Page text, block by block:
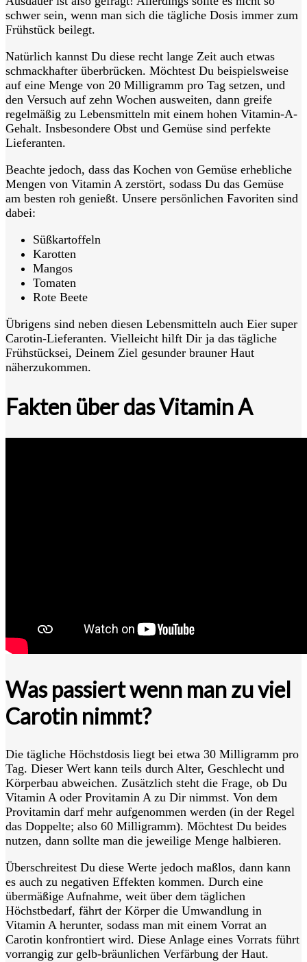
schwer sein, wenn man sich die tägliche Dosis immer zum
Frühstück beilegt.
Natürlich kannst Du diese recht lange Zeit auch etwas
schmackhafter überbrücken. Möchtest Du beispielsweise
auf eine Menge von 20 Milligramm pro Tag setzen, und
den Versuch auf zehn Wochen ausweiten, dann greife
regelmäßig zu Lebensmitteln mit einem hohen Vitamin-A-
Gehalt. Insbesondere Obst und Gemüse sind perfekte
Lieferanten.
Beachte jedoch, dass das Kochen von Gemüse erhebliche
Mengen von Vitamin A zerstört, sodass Du das Gemüse
am besten roh genießt. Unsere persönlichen Favoriten sind
dabei:
Süßkartoffeln
Karotten
Mangos
Tomaten
Rote Beete
Übrigens sind neben diesen Lebensmitteln auch Eier super
Carotin-Lieferanten. Vielleicht hilft Dir ja das tägliche
Frühstücksei, Deinem Ziel gesunder brauner Haut
näherzukommen.
Fakten über das Vitamin A
Was passiert wenn man zu viel
Carotin nimmt?
Die tägliche Höchstdosis liegt bei etwa 30 Milligramm pro
Tag. Dieser Wert kann teils durch Alter, Geschlecht und
Körperbau abweichen. Zusätzlich steht die Frage, ob Du
Vitamin A oder Provitamin A zu Dir nimmst. Von dem
Provitamin darf mehr aufgenommen werden (in der Regel
das Doppelte; also 60 Milligramm). Möchtest Du beides
nutzen, dann sollte man die jeweilige Menge halbieren.
Überschreitest Du diese Werte jedoch maßlos, dann kann
es auch zu negativen Effekten kommen. Durch eine
übermäßige Aufnahme, weit über dem täglichen
Höchstbedarf, fährt der Körper die Umwandlung in
Vitamin A herunter, sodass man mit einem Vorrat an
Carotin konfrontiert wird. Diese Anlage eines Vorrats führt
vorrangig zur gelb-bräunlichen Verfärbung der Haut.